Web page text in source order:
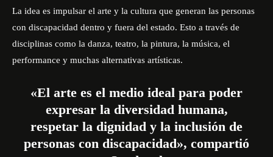
La idea es impulsar el arte y la cultura que generan las personas
con discapacidad dentro y fuera del estado. Esto a través de
disciplinas como la danza, teatro, la pintura, la música, el
performance y muchas alternativas artísticas.
«El arte es el medio ideal para poder
expresar la diversidad humana,
respetar la dignidad y la inclusión de
personas con discapacidad», compartió